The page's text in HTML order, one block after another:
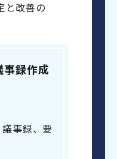
と改善の
事録作成
事録、要